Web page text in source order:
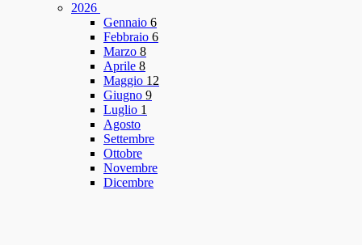
2026
Gennaio 6
Febbraio 6
Marzo 8
Aprile 8
Maggio 12
Giugno 9
Luglio 1
Agosto
Settembre
Ottobre
Novembre
Dicembre